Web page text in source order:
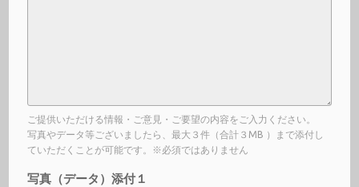
ご提供いただける情報・ご意見・ご要望の内容をご入力ください。
写真やデータ等ございましたら、最大３件（合計３MB ）まで添付し
ていただくことが可能です。※必須ではありません
写真（データ）添付１